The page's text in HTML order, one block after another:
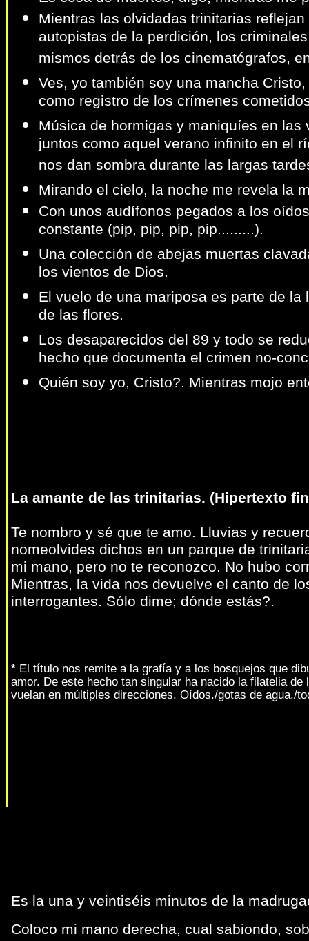
Mientras las olvidadas trinitarias
autopistas de la perdición, los
mismos detrás de los cinematógrafos,
Ves, yo también soy una mancha
como registro de los crímenes
Música de hormigas y maniquíes en
juntos como aquel verano infinito en el
nos dan sombra durante las largas
Mirando el cielo, la noche me revela la
Con unos audífonos pegados a los
constante (pip, pip, pip, pip.........).
Una colección de abejas muertas
los vientos de Dios.
El vuelo de una mariposa es parte de
de las flores.
Los desaparecidos del 89 y todo se
hecho que documenta el crimen no-
Quién soy yo, Cristo?. Mientras mojo
La amante de las trinitarias. (Hipertexto
Te nombro y sé que te amo. Lluvias y
nomeolvides dichos en un parque de
mi mano, pero no te reconozco. No hubo
Mientras, la vida nos devuelve el canto de
interrogantes. Sólo dime; dónde estás?.
* El título nos remite a la grafía y a los bosquejos que
amor. De este hecho tan singular ha nacido la filatelia
vuelan en múltiples direcciones. Oídos./gotas de agua./
Es la una y veintiséis minutos de la
Coloco mi mano derecha, cual sabiondo,